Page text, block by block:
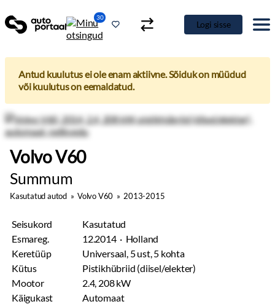
30
Logi sisse
Antud kuulutus ei ole enam aktiivne. Sõiduk on müüdud
või kuulutus on eemaldatud.
Volvo V60
Summum
Kasutatud autod »Volvo V60 » 2013-2015
Seisukord
Kasutatud
Esmareg.
12.2014 · Holland
Keretüüp
Universaal, 5 ust, 5 kohta
Kütus
Pistikhübriid (diisel/elekter)
Mootor
2.4, 208 kW
Käigukast
Automaat